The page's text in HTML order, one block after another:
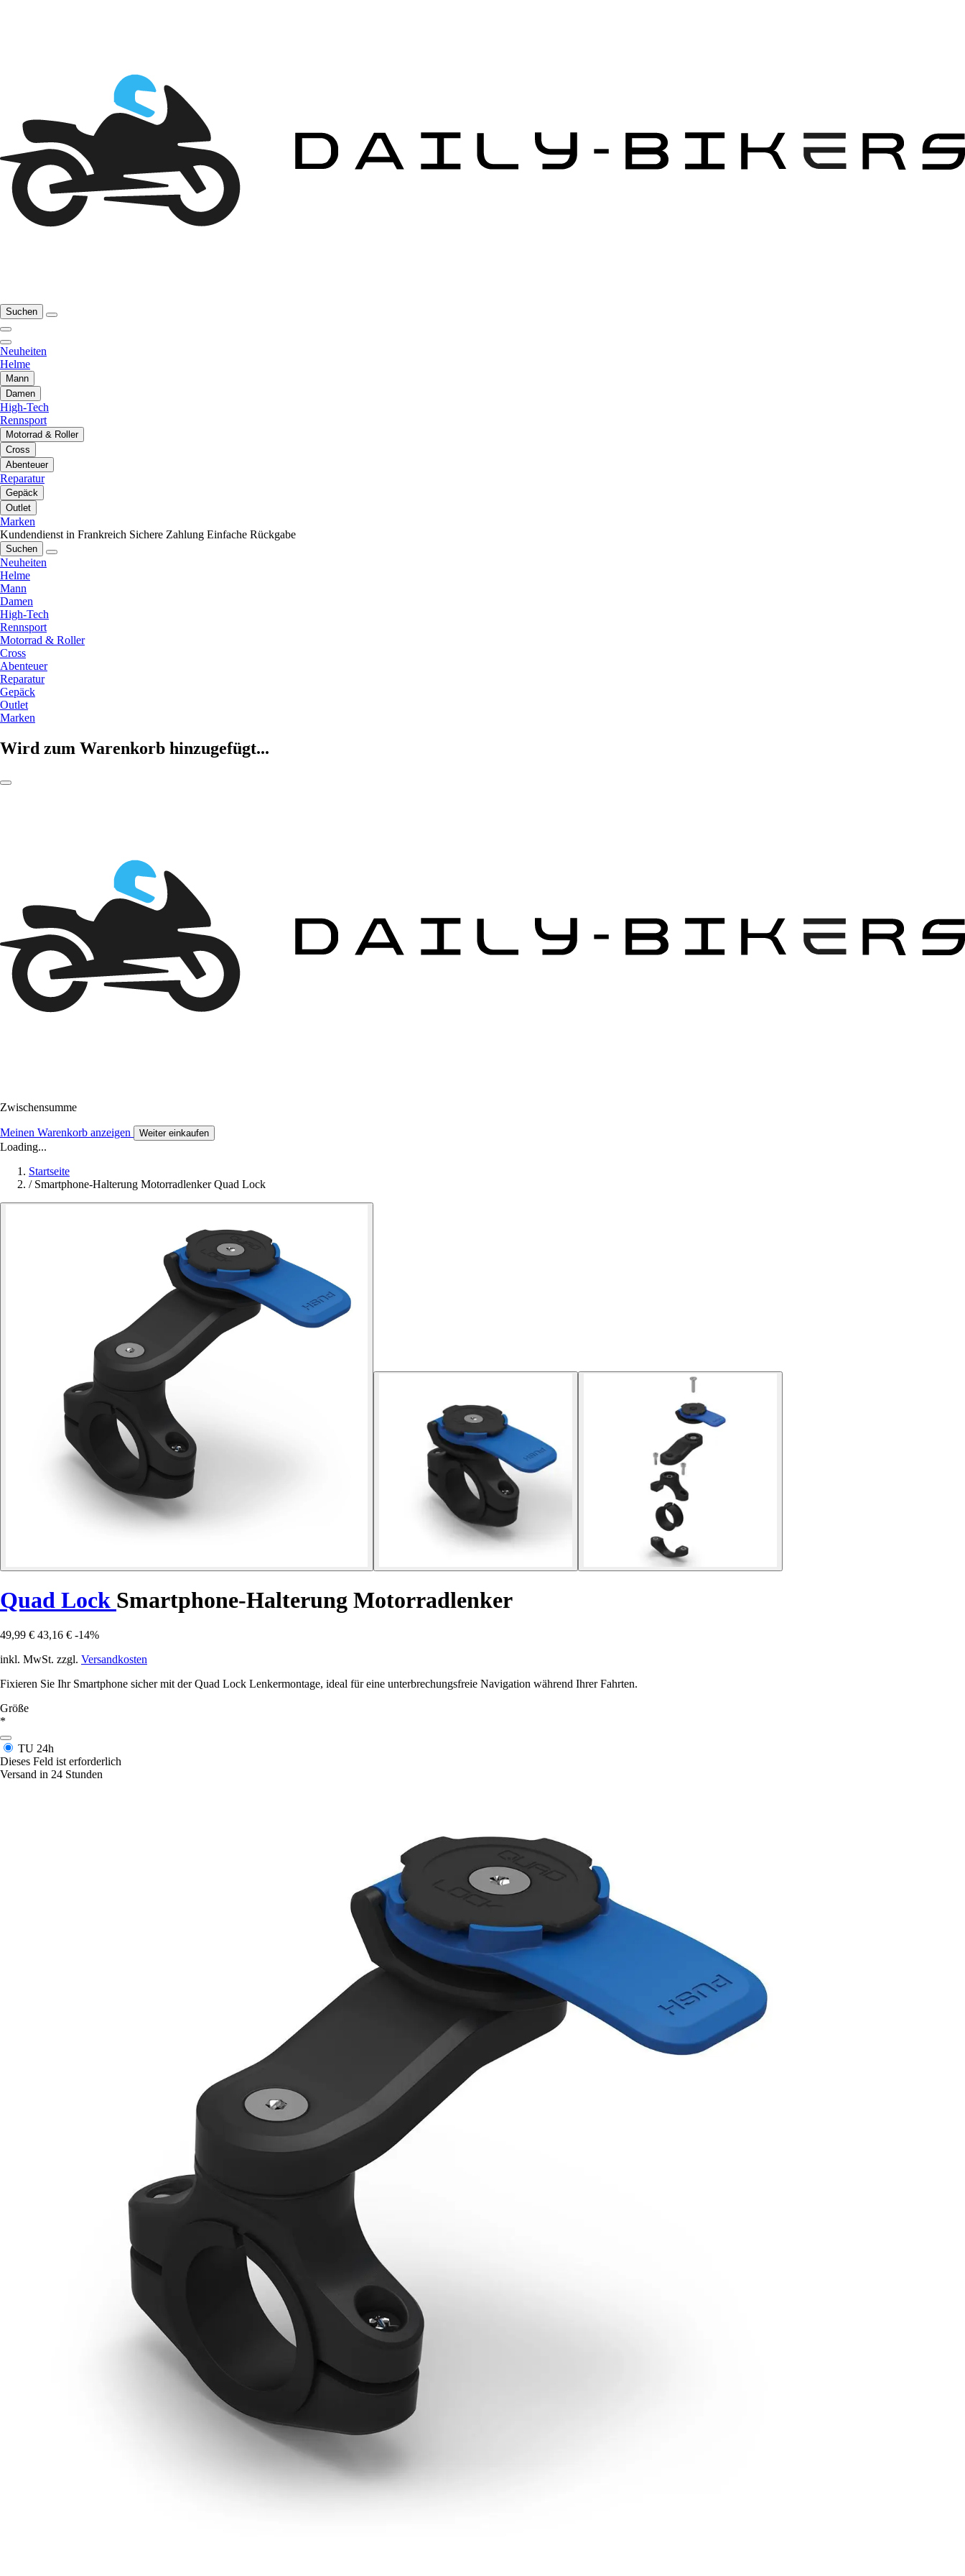
Suchen
Neuheiten
Helme
Mann
Damen
High-Tech
Rennsport
Motorrad & Roller
Cross
Abenteuer
Reparatur
Gepäck
Outlet
Marken
Kundendienst in Frankreich Sichere Zahlung Einfache Rückgabe
Suchen
Neuheiten
Helme
Mann
Damen
High-Tech
Rennsport
Motorrad & Roller
Cross
Abenteuer
Reparatur
Gepäck
Outlet
Marken
Wird zum Warenkorb hinzugefügt...
Zwischensumme
Meinen Warenkorb anzeigen Weiter einkaufen
Loading...
Startseite
/ Smartphone-Halterung Motorradlenker Quad Lock
Quad Lock Smartphone-Halterung Motorradlenker
49,99 € 43,16 € -14%
inkl. MwSt. zzgl. Versandkosten
Fixieren Sie Ihr Smartphone sicher mit der Quad Lock Lenkermontage, ideal für eine unterbrechungsfreie Navigation während Ihrer Fahrten.
Größe
*
TU 24h
Dieses Feld ist erforderlich
Versand in 24 Stunden